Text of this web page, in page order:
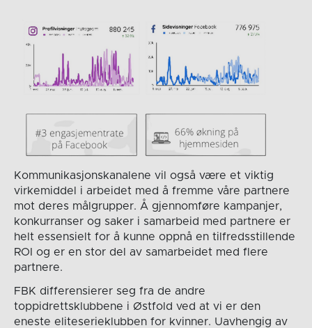
Kommunikasjonskanalene vil også være et viktig
virkemiddel i arbeidet med å fremme våre partnere
mot deres målgrupper. Å gjennomføre kampanjer,
konkurranser og saker i samarbeid med partnere er
helt essensielt for å kunne oppnå en tilfredsstillende
ROI og er en stor del av samarbeidet med flere
partnere.
FBK differensierer seg fra de andre
toppidrettsklubbene i Østfold ved at vi er den
eneste eliteserieklubben for kvinner. Uavhengig av